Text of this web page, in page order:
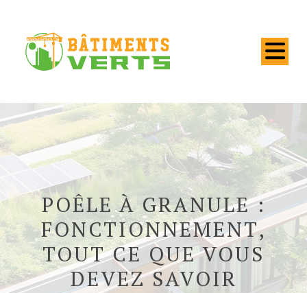
POÊLE À GRANULE :
FONCTIONNEMENT,
TOUT CE QUE VOUS
DEVEZ SAVOIR